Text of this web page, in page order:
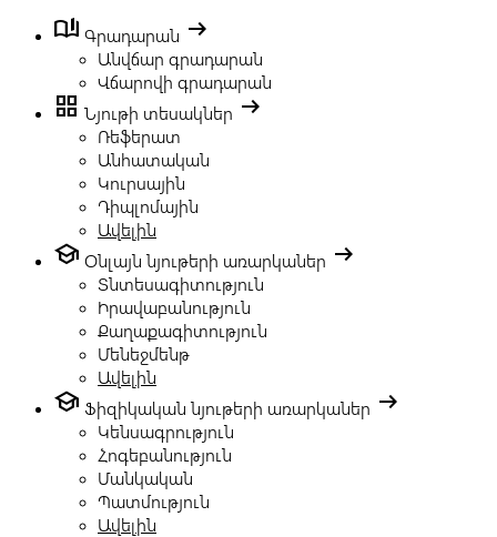
book_ribbon Գրադարան arrow_right_alt
Անվճար գրադարան
Վճարովի գրադարան
grid_view Նյութի տեսակներ arrow_right_alt
Ռեֆերատ
Անհատական
Կուրսային
Դիպլոմային
Ավելին
school Օնլայն նյութերի առարկաներ arrow_right_alt
Տնտեսագիտություն
Իրավաբանություն
Քաղաքագիտություն
Մենեջմենթ
Ավելին
school Ֆիզիկական նյութերի առարկաներ arrow_right_alt
Կենսագրություն
Հոգեբանություն
Մանկական
Պատմություն
Ավելին